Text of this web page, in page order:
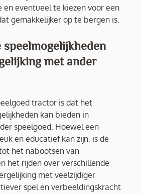
eventueel te kiezen voor een
gemakkelijker op te bergen is.
met ander
tractor is dat het
kan bieden in
speelgoed. Hoewel een
en educatief kan zijn, is de
het nabootsen van
het rijden over verschillende
met veelzijdiger
spel en verbeeldingskracht